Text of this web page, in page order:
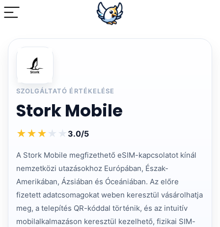
SZOLGÁLTATÓ ÉRTÉKELÉSE
Stork Mobile
★★★ ★ ★ 3.0/5
A Stork Mobile megfizethető eSIM-kapcsolatot kínál
nemzetközi utazásokhoz Európában, Észak-
Amerikában, Ázsiában és Óceániában. Az előre
fizetett adatcsomagokat weben keresztül vásárolhatja
meg, a telepítés QR-kóddal történik, és az intuitív
mobilalkalmazáson keresztül kezelhető, fizikai SIM-